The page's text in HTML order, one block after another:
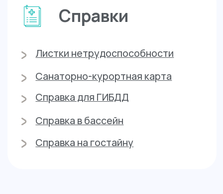
Почему
Квалифицированные
специалисты
врачей